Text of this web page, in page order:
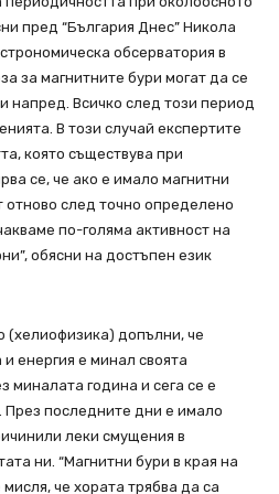
пред “България Днес” Никола
обсерватория в
за магнитните бури могат да се
напред. Всичко след този период
В този случай експертите
която съществува при
се, че ако е имало магнитни
отново след точно определено
по-голяма активност на
обясни на достъпен език
(хелиофизика) допълни, че
енергия е минал своята
миналата година и сега се е
През последните дни е имало
леки смущения в
ни. “Магнитни бури в края на
че хората трябва да са